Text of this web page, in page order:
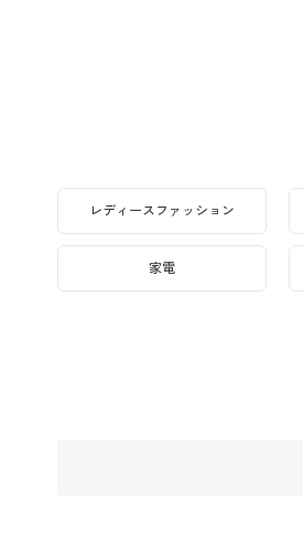
レディースファッション
家電